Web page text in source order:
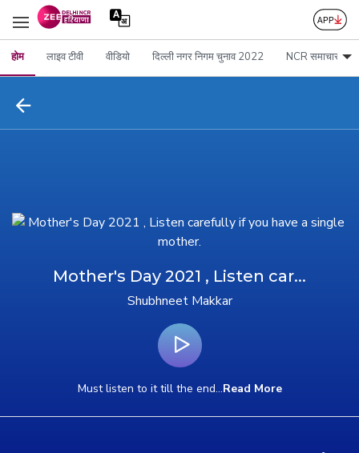
होम लाइव टीवी वीडियो दिल्ली नगर निगम चुनाव 2022 NCR समाचार
Mother's Day 2021 , Listen car...
Shubhneet Makkar
Must listen to it till the end...Read More